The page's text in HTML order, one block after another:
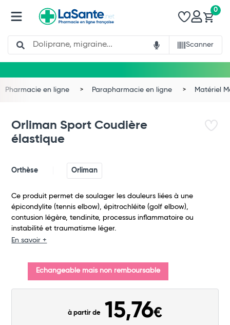
Search
Scanner
0
Total
Pharmacie en ligne Parapharmacie en ligne Matériel
Orliman Sport Coudière
élastique
Orthèse Orliman
Ce produit permet de soulager les douleurs liées à une
épicondylite (tennis elbow), épitrochléite (golf elbow),
contusion légère, tendinite, processus inflammatoire ou
instabilité et traumatisme léger.
En savoir +
Echangeable mais non remboursable
à partir de 15,76€